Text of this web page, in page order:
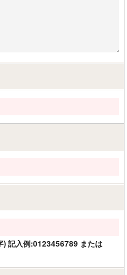
) 記入例:0123456789 または